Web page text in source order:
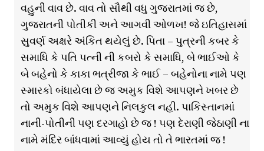
વહુની વાવ છે. વાવ તો સૌથી વધુ ગુજરાતમાં જ છે,
ગુજરાતની પોતીકી અને આગવી ઓળખ! જે ઇતિહાસમાં
સુવર્ણ અક્ષરે અંકિત થયેલું છે. પિતા – પુત્રની કબર કે
સમાધિ કે પતિ પત્ની ની કબરો કે સમાધિ, બે ભાઈઓ કે
બે બહેનો કે કાકા ભત્રીજા કે ભાઈ – બહેનોના નામે પણ
સ્મારકો બંધાયેલા છે જ અમુક વિશે આપણને ખબર છે
તો અમુક વિશે આપણને નિલકુલ નહી. પાકિસ્તાનમાં
નાની-પોતીની પણ દરગાહો છે જ ! પણ દેરાણી જેઠાણી ના
નામે મંદિર બાંધવામાં આવ્યું હોય તો તે ભારતમાં જ !